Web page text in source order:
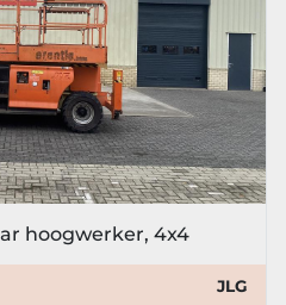
hoogwerker, 4x4
JLG